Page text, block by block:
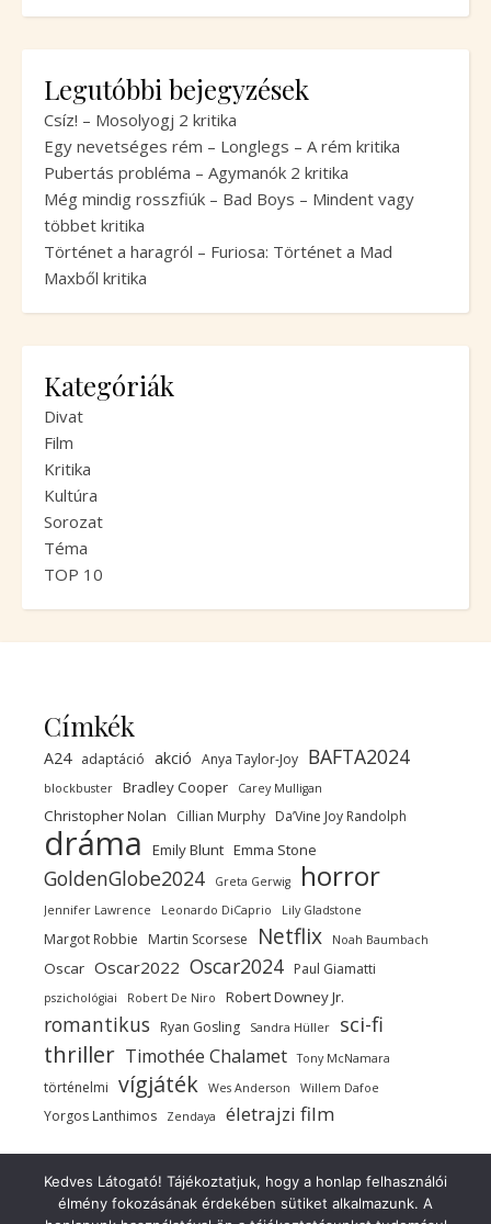
Legutóbbi bejegyzések
Csíz! – Mosolyogj 2 kritika
Egy nevetséges rém – Longlegs – A rém kritika
Pubertás probléma – Agymanók 2 kritika
Még mindig rosszfiúk – Bad Boys – Mindent vagy
többet kritika
Történet a haragról – Furiosa: Történet a Mad
Maxből kritika
Kategóriák
Divat
Film
Kritika
Kultúra
Sorozat
Téma
TOP 10
Címkék
A24 adaptáció akció Anya Taylor-Joy BAFTA2024
blockbuster Bradley Cooper Carey Mulligan
Christopher Nolan Cillian Murphy Da’Vine Joy Randolph
dráma Emily Blunt Emma Stone
GoldenGlobe2024 Greta Gerwig horror
Jennifer Lawrence Leonardo DiCaprio Lily Gladstone
Margot Robbie Martin Scorsese Netflix Noah Baumbach
Oscar Oscar2022 Oscar2024 Paul Giamatti
pszichológiai Robert De Niro Robert Downey Jr.
romantikus Ryan Gosling Sandra Hüller sci-fi
thriller Timothée Chalamet Tony McNamara
történelmi vígjáték Wes Anderson Willem Dafoe
Yorgos Lanthimos Zendaya életrajzi film
Kedves Látogató! Tájékoztatjuk, hogy a honlap felhasználói
élmény fokozásának érdekében sütiket alkalmazunk. A